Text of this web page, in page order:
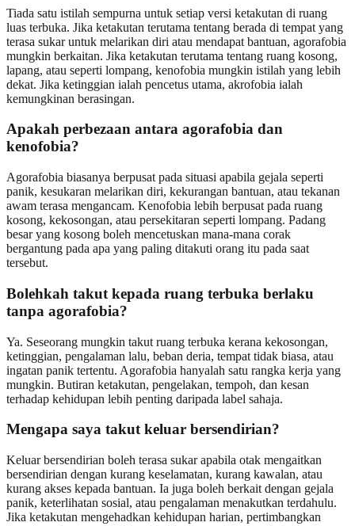
Tiada satu istilah sempurna untuk setiap versi ketakutan di ruang
luas terbuka. Jika ketakutan terutama tentang berada di tempat yang
terasa sukar untuk melarikan diri atau mendapat bantuan, agorafobia
mungkin berkaitan. Jika ketakutan terutama tentang ruang kosong,
lapang, atau seperti lompang, kenofobia mungkin istilah yang lebih
dekat. Jika ketinggian ialah pencetus utama, akrofobia ialah
kemungkinan berasingan.
Apakah perbezaan antara agorafobia dan
kenofobia?
Agorafobia biasanya berpusat pada situasi apabila gejala seperti
panik, kesukaran melarikan diri, kekurangan bantuan, atau tekanan
awam terasa mengancam. Kenofobia lebih berpusat pada ruang
kosong, kekosongan, atau persekitaran seperti lompang. Padang
besar yang kosong boleh mencetuskan mana-mana corak
bergantung pada apa yang paling ditakuti orang itu pada saat
tersebut.
Bolehkah takut kepada ruang terbuka berlaku
tanpa agorafobia?
Ya. Seseorang mungkin takut ruang terbuka kerana kekosongan,
ketinggian, pengalaman lalu, beban deria, tempat tidak biasa, atau
ingatan panik tertentu. Agorafobia hanyalah satu rangka kerja yang
mungkin. Butiran ketakutan, pengelakan, tempoh, dan kesan
terhadap kehidupan lebih penting daripada label sahaja.
Mengapa saya takut keluar bersendirian?
Keluar bersendirian boleh terasa sukar apabila otak mengaitkan
bersendirian dengan kurang keselamatan, kurang kawalan, atau
kurang akses kepada bantuan. Ia juga boleh berkait dengan gejala
panik, keterlihatan sosial, atau pengalaman menakutkan terdahulu.
Jika ketakutan mengehadkan kehidupan harian, pertimbangkan